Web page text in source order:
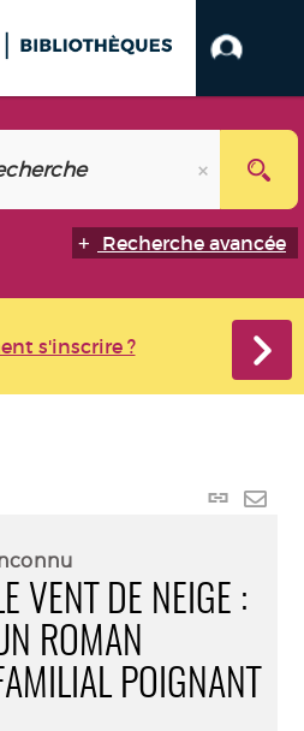
Recherche avancée
s'inscrire ?
Lien
VENT DE NEIGE :
ROMAN
POIGNANT